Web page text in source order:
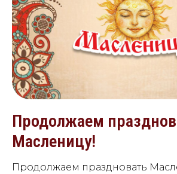
Продолжаем
Масленицу!
Продолжаем праздновать